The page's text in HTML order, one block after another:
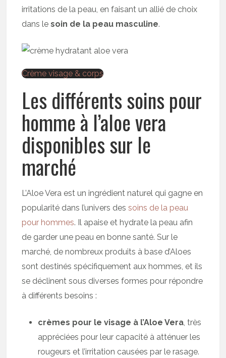
irritations de la peau, en faisant un allié de choix
dans lesoin de la peau masculine.
Crème visage & corps
Les différents soins pour
homme à l’aloe vera
disponibles sur le
marché
L’Aloe Vera est un ingrédient naturel qui gagne en
popularité dans l’univers dessoins de la peau
pour hommes. Il apaise et hydrate la peau afin
de garder une peau en bonne santé. Sur le
marché, de nombreux produits à base d’Aloes
sont destinés spécifiquement aux hommes, et ils
se déclinent sous diverses formes pour répondre
à différents besoins :
crèmes pour le visage à l’Aloe Vera, très
appréciées pour leur capacité à atténuer les
rougeurs et l’irritation causées par le rasage.